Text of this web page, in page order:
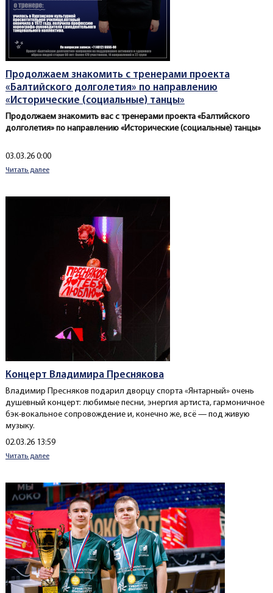
Продолжаем знакомить с тренерами проекта
«Балтийского долголетия» по направлению
«Исторические (социальные) танцы»
Продолжаем знакомить вас с тренерами проекта «Балтийского
долголетия» по направлению «Исторические (социальные) танцы»
Создано
03.03.26 0:00
Читать далее
Концерт Владимира Преснякова
Владимир Пресняков подарил дворцу спорта «Янтарный» очень
душевный концерт: любимые песни, энергия артиста, гармоничное
бэк-вокальное сопровождение и, конечно же, всё — под живую
музыку.
Создано
02.03.26 13:59
Читать далее